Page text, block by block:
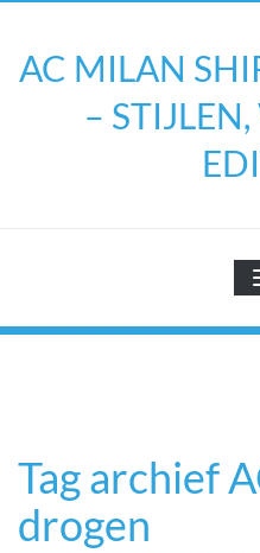
inhoud
AC MILAN
– STIJLEN,
Tag archief
drogen